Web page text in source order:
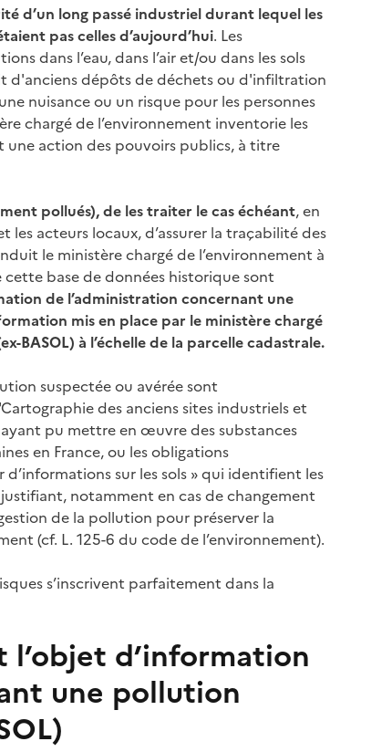
d’un long passé industriel durant lequel les
pas celles d’aujourd’hui. Les
dans l’eau, dans l’air et/ou dans les sols
d'anciens dépôts de déchets ou d'infiltration
nuisance ou un risque pour les personnes
chargé de l’environnement inventorie les
action des pouvoirs publics, à titre
pollués), de les traiter le cas échéant, en
les acteurs locaux, d’assurer la traçabilité des
le ministère chargé de l’environnement à
cette base de données historique sont
de l’administration concernant une
mis en place par le ministère chargé
BASOL) à l’échelle de la parcelle cadastrale.
suspectée ou avérée sont
des anciens sites industriels et
pu mettre en œuvre des substances
en France, ou les obligations
d’informations sur les sols » qui identifient les
notamment en cas de changement
de la pollution pour préserver la
(cf. L. 125-6 du code de l’environnement).
s’inscrivent parfaitement dans la
d’information
une pollution